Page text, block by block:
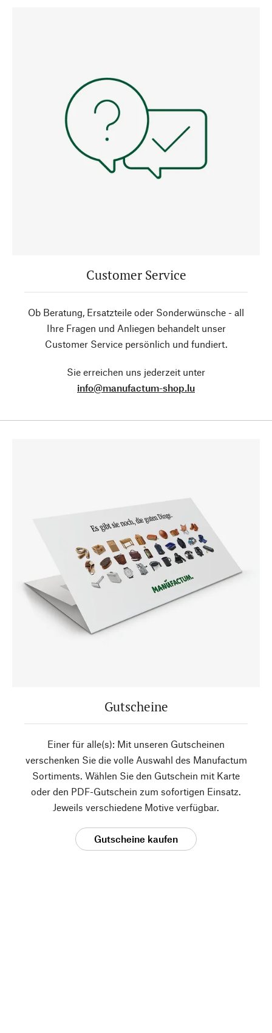
Customer Service
Ob Beratung, Ersatzteile oder Sonderwünsche - all
Ihre Fragen und Anliegen behandelt unser
Customer Service persönlich und fundiert.
Sie erreichen uns jederzeit unter
info@manufactum-shop.lu
Gutscheine
Einer für alle(s): Mit unseren Gutscheinen
verschenken Sie die volle Auswahl des Manufactum
Sortiments. Wählen Sie den Gutschein mit Karte
oder den PDF-Gutschein zum sofortigen Einsatz.
Jeweils verschiedene Motive verfügbar.
Gutscheine kaufen